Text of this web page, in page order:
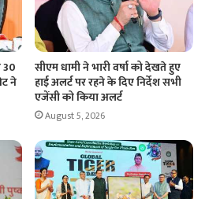
30
ने
सीएम धामी ने भारी वर्षा को देखते हुए
हाई अलर्ट पर रहने के दिए निर्देश सभी
एजेंसी को किया अलर्ट
August 5, 2026